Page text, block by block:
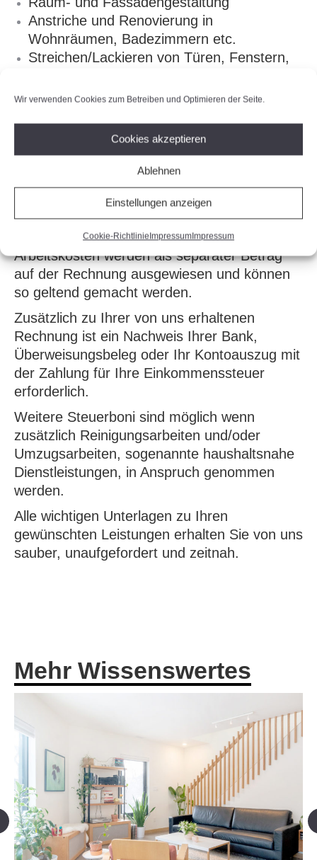
Wir verwenden Cookies zum Betreiben und Optimieren der Seite.
Cookies akzeptieren
Ablehnen
Einstellungen anzeigen
Cookie-RichtlinieImpressumImpressum
Anstriche und Renovierung in
Wohnräumen, Badezimmern etc.
Streichen/Lackieren von Türen, Fenstern,
Lasur- und Holzschutzarbeiten an Dächern,
Verputzarbeiten
Wartungsarbeiten (jährliche Kontrolle von
Holzbauteilen und Fassaden-Check)
Materialkosten, oder andere Ware zählen
nicht zum Rechnungsbetrag für den
Steuerbonus.
Arbeitskosten werden als separater Betrag
auf der Rechnung ausgewiesen und können
so geltend gemacht werden.
Zusätzlich zu Ihrer von uns erhaltenen
Rechnung ist ein Nachweis Ihrer Bank,
Überweisungsbeleg oder Ihr Kontoauszug mit
der Zahlung für Ihre Einkommenssteuer
erforderlich.
Weitere Steuerboni sind möglich wenn
zusätzlich Reinigungsarbeiten und/oder
Umzugsarbeiten, sogenannte haushaltsnahe
Dienstleistungen, in Anspruch genommen
werden.
Alle wichtigen Unterlagen zu Ihren
gewünschten Leistungen erhalten Sie von uns
sauber, unaufgefordert und zeitnah.
Mehr Wissenswertes